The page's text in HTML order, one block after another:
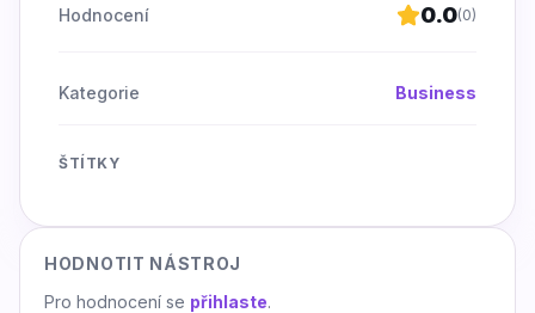
Hodnocení 0.0(0)
Kategorie Business
ŠTÍTKY
HODNOTIT NÁSTROJ
Pro hodnocení se přihlaste.